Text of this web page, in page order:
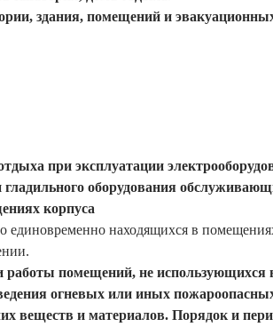
здания, помещений и
при эксплуатации
гладильного оборудования
корпуса
единовременно находящихся в
помещений, не использующихся
огневых или иных
веществ и материалов. Порядок и